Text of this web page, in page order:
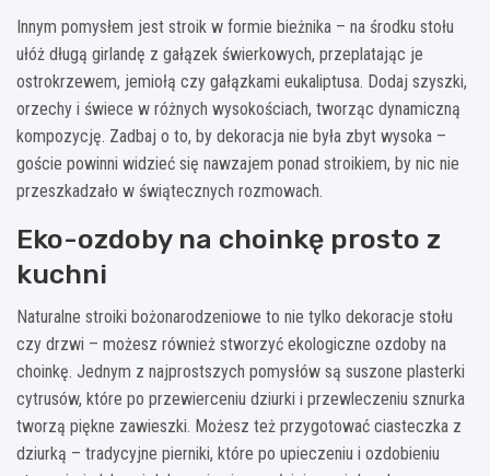
Innym pomysłem jest stroik w formie bieżnika – na środku stołu
ułóż długą girlandę z gałązek świerkowych, przeplatając je
ostrokrzewem, jemiołą czy gałązkami eukaliptusa. Dodaj szyszki,
orzechy i świece w różnych wysokościach, tworząc dynamiczną
kompozycję. Zadbaj o to, by dekoracja nie była zbyt wysoka –
goście powinni widzieć się nawzajem ponad stroikiem, by nic nie
przeszkadzało w świątecznych rozmowach.
Eko-ozdoby na choinkę prosto z
kuchni
Naturalne stroiki bożonarodzeniowe to nie tylko dekoracje stołu
czy drzwi – możesz również stworzyć ekologiczne ozdoby na
choinkę. Jednym z najprostszych pomysłów są suszone plasterki
cytrusów, które po przewierceniu dziurki i przewleczeniu sznurka
tworzą piękne zawieszki. Możesz też przygotować ciasteczka z
dziurką – tradycyjne pierniki, które po upieczeniu i ozdobieniu